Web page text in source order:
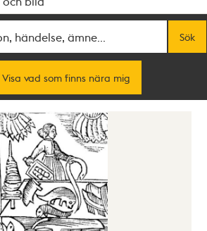
Sök
Visa vad som finns nära mig